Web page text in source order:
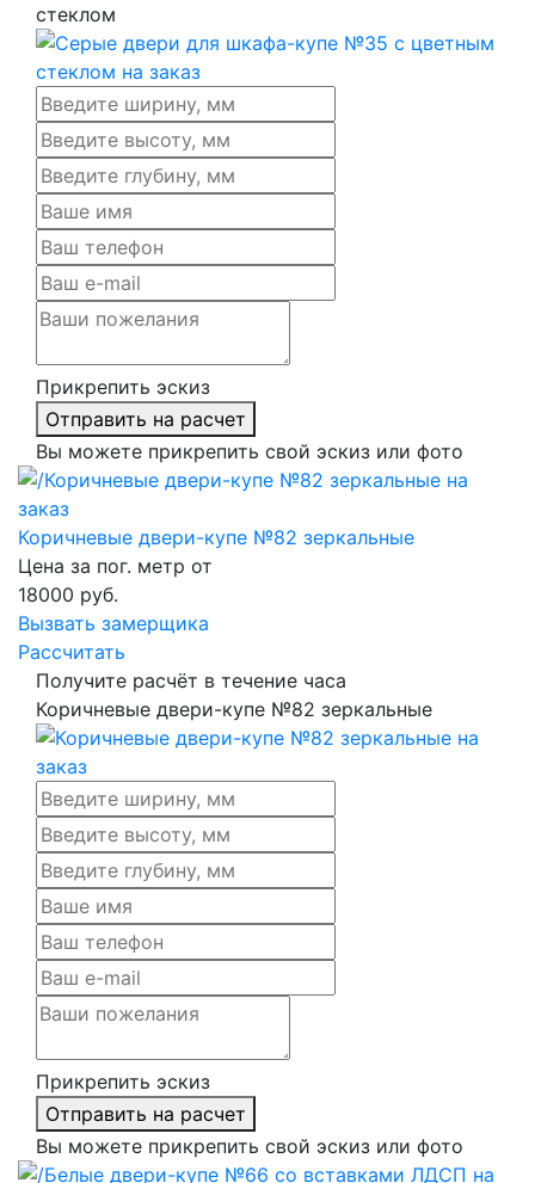
стеклом
Прикрепить эскиз
Отправить на расчет
Вы можете прикрепить свой эскиз или фото
Коричневые двери-купе №82 зеркальные
Цена за пог. метр от
18000 руб.
Вызвать замерщика
Рассчитать
Получите расчёт в течение часа
Коричневые двери-купе №82 зеркальные
Прикрепить эскиз
Отправить на расчет
Вы можете прикрепить свой эскиз или фото